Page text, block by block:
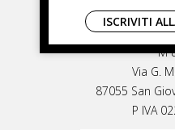
M
Via G.
87055 San
P IVA
ISCRIVITI